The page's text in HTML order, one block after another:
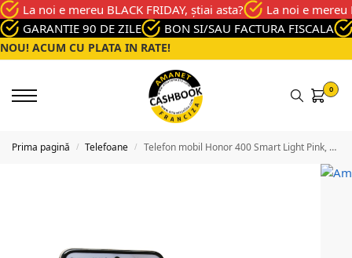
La noi e mereu BLACK FRIDAY, știai asta?
La noi e mereu
GARANTIE 90 DE ZILE
BON SI/SAU FACTURA FISCALA
NOU! ACUM CU PLATA IN RATE!
0
Prima pagină / Telefoane / Telefon mobil Honor 400 Smart Light Pink, Memorie 128 Gb, Stare Foarte buna